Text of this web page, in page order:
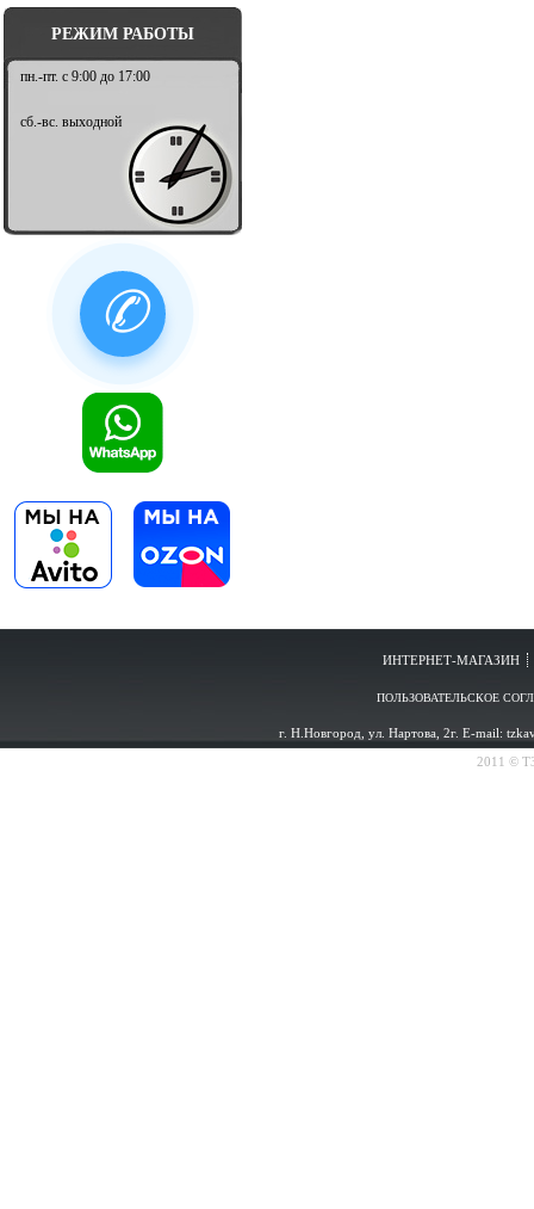
РЕЖИМ РАБОТЫ
пн.-пт. с 9:00 до 17:00
сб.-вс. выходной
✆
ИНТЕРНЕТ-МАГАЗИН
ПОЛЬЗОВАТЕЛЬСКОЕ
г. Н.Новгород, ул. Нартова, 2г. E-mail:
2011 ©